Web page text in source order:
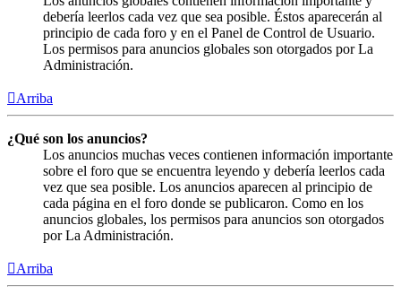
debería leerlos cada vez que sea posible. Éstos aparecerán al
principio de cada foro y en el Panel de Control de Usuario.
Los permisos para anuncios globales son otorgados por La
Administración.
Arriba
¿Qué son los anuncios?
Los anuncios muchas veces contienen información importante
sobre el foro que se encuentra leyendo y debería leerlos cada
vez que sea posible. Los anuncios aparecen al principio de
cada página en el foro donde se publicaron. Como en los
anuncios globales, los permisos para anuncios son otorgados
por La Administración.
Arriba